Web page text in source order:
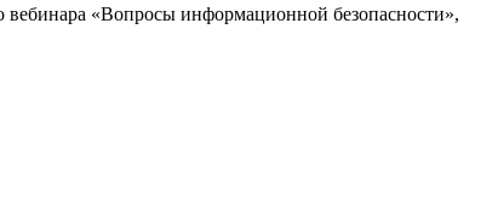
«Вопросы информационной безопасности»,